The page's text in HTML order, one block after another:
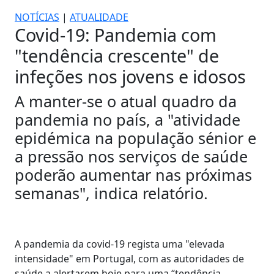
NOTÍCIAS | ATUALIDADE
Covid-19: Pandemia com
"tendência crescente" de
infeções nos jovens e idosos
A manter-se o atual quadro da
pandemia no país, a "atividade
epidémica na população sénior e
a pressão nos serviços de saúde
poderão aumentar nas próximas
semanas", indica relatório.
A pandemia da covid-19 regista uma "elevada
intensidade" em Portugal, com as autoridades de